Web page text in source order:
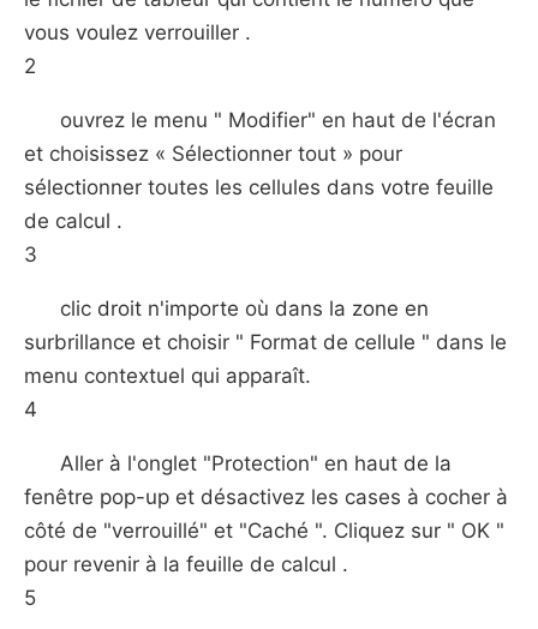
vous voulez verrouiller .
2
ouvrez le menu " Modifier" en haut de l'écran
et choisissez « Sélectionner tout » pour
sélectionner toutes les cellules dans votre feuille
de calcul .
3
clic droit n'importe où dans la zone en
surbrillance et choisir " Format de cellule " dans le
menu contextuel qui apparaît.
4
Aller à l'onglet "Protection" en haut de la
fenêtre pop-up et désactivez les cases à cocher à
côté de "verrouillé" et "Caché ". Cliquez sur " OK "
pour revenir à la feuille de calcul .
5